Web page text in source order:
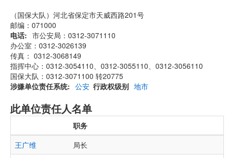
（国保大队）河北省保定市天威西路201号
邮编：071000
电话
市公安局：0312-3071110
办公室：0312-3026139
传真： 0312-3068149
指挥中心：0312-3054110、0312-3055110、0312-3056110
国保大队：0312-3071100 转20775
涉嫌单位责任系统
公安 行政权级别 地市
此单位责任人名单
职务
王广维
局长